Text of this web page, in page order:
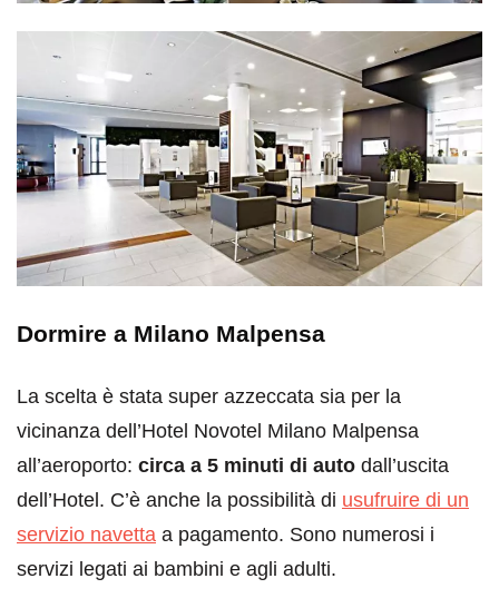
Dormire a Milano Malpensa
La scelta è stata super azzeccata sia per la
vicinanza dell’Hotel Novotel Milano Malpensa
all’aeroporto: circa a 5 minuti di auto dall’uscita
dell’Hotel. C’è anche la possibilità di usufruire di un
servizio navetta a pagamento. Sono numerosi i
servizi legati ai bambini e agli adulti.